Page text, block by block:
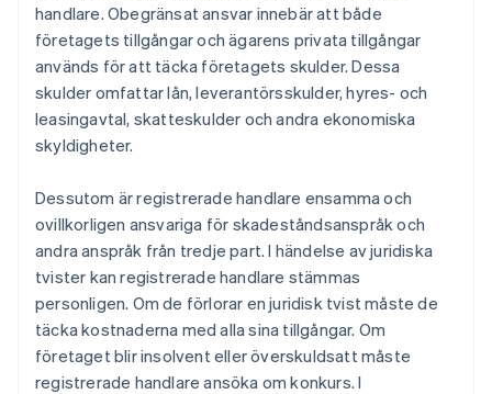
handlare. Obegränsat ansvar innebär att både
företagets tillgångar och ägarens privata tillgångar
används för att täcka företagets skulder. Dessa
skulder omfattar lån, leverantörsskulder, hyres- och
leasingavtal, skatteskulder och andra ekonomiska
skyldigheter.
Dessutom är registrerade handlare ensamma och
ovillkorligen ansvariga för skadeståndsanspråk och
andra anspråk från tredje part. I händelse av juridiska
tvister kan registrerade handlare stämmas
personligen. Om de förlorar en juridisk tvist måste de
täcka kostnaderna med alla sina tillgångar. Om
företaget blir insolvent eller överskuldsatt måste
registrerade handlare ansöka om konkurs. I